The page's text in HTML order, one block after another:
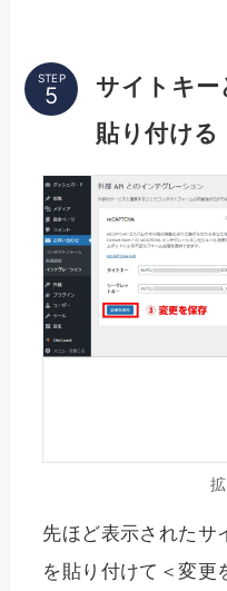
STEP
サイトキー
貼り付ける
先ほど表示されたサ
を貼り付けて＜変更